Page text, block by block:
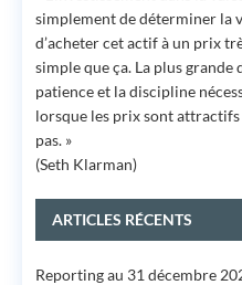
simplement de déterminer la
d’acheter cet actif à un prix
simple que ça. La plus
patience et la discipline
lorsque les prix sont attractifs
pas. »
(Seth Klarman)
ARTICLES RÉCENTS
Reporting au 31 décembre